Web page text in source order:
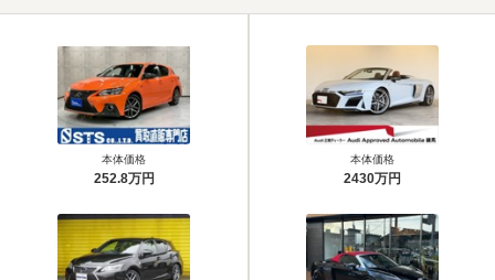
本体価格
252.8万円
本体価格
2430万円